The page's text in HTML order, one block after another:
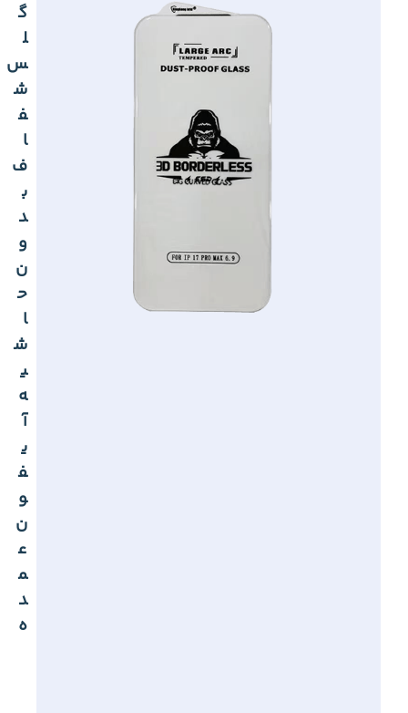
گ
ل
س
ش
ف
ا
ف
ب
د
و
ن
ح
ا
ش
ی
ه
آ
ی
ف
و
ن
ع
م
د
ه